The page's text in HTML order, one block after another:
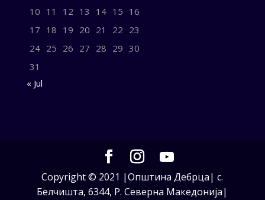
10 11 12 13 14 15 16
17 18 19 20 21 22 23
24 25 26 27 28 29 30
31
« Jul
Copyright © 2021 |Општина Дебрца| с.
Белчишта, 6344, Р. Северна Македонија|